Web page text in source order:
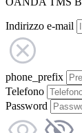
Indirizzo e-mail
phone_prefix
Telefono
Password